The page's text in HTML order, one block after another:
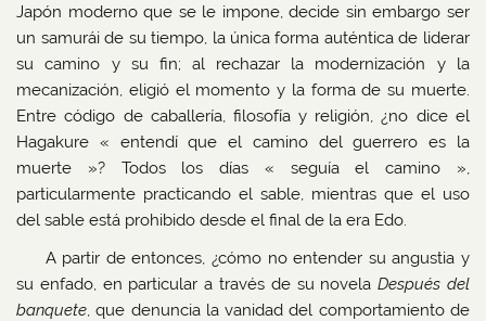
Japón moderno que se le impone, decide sin embargo ser
un samurái de su tiempo, la única forma auténtica de liderar
su camino y su fin; al rechazar la modernización y la
mecanización, eligió el momento y la forma de su muerte.
Entre código de caballería, filosofía y religión, ¿no dice el
Hagakure « entendí que el camino del guerrero es la
muerte »? Todos los días « seguía el camino »,
particularmente practicando el sable, mientras que el uso
del sable está prohibido desde el final de la era Edo.
A partir de entonces, ¿cómo no entender su angustia y
su enfado, en particular a través de su novelaDespués del
banquete, que denuncia la vanidad del comportamiento de